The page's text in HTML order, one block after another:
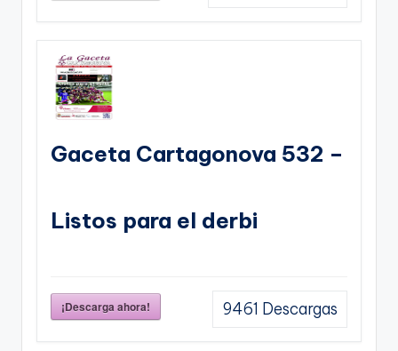
Gaceta Cartagonova 532 –
Listos para el derbi
¡Descarga ahora! 9461 Descargas